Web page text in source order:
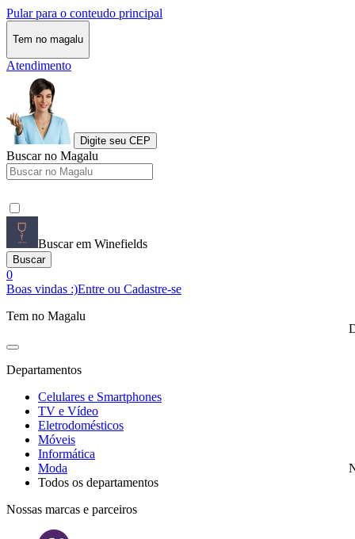
Pular para o conteudo principal
Tem no magalu
Atendimento
Digite seu CEP
Buscar no Magalu
Buscar em Winefields
Buscar
0
Boas vindas :)Entre ou Cadastre-se
Tem no Magalu
Departamentos
Celulares e Smartphones
TV e Vídeo
Eletrodomésticos
Móveis
Informática
Moda
Todos os departamentos
Nossas marcas e parceiros